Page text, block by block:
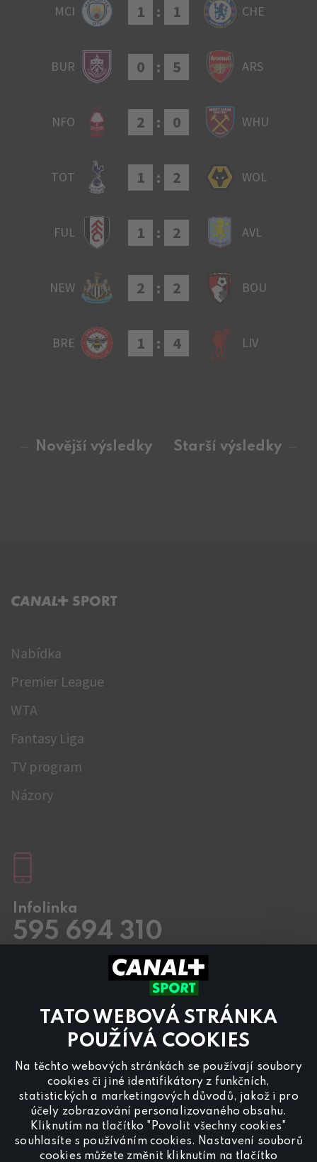
TATO WEBOVÁ STRÁNKA
POUŽÍVÁ COOKIES
Na těchto webových stránkách se používají soubory
cookies či jiné identifikátory z funkčních,
statistických a marketingových důvodů, jakož i pro
účely zobrazování personalizovaného obsahu.
Kliknutím na tlačítko "Povolit všechny cookies"
souhlasíte s používáním cookies. Nastavení souborů
cookies můžete změnit kliknutím na tlačítko
MCI 1 : 1 CHE
BUR 0 : 5 ARS
NFO 2 : 0 WHU
TOT 1 : 2 WOL
FUL 1 : 2 AVL
NEW 2 : 2 BOU
BRE 1 : 4 LIV
Novější výsledky Starší výsledky
C+ SPORT
Nabídka
Premier League
WTA
Fantasy Liga
TV program
Názory
Infolinka
595 694 310
8.00 – 20:00
8.00 – 18:00
inzerci na programu CANAL+ Sport
nás
kontaktujte na reklama@canalplus.cz
Naši redakci kontaktujete na
redakce@canalplus.cz